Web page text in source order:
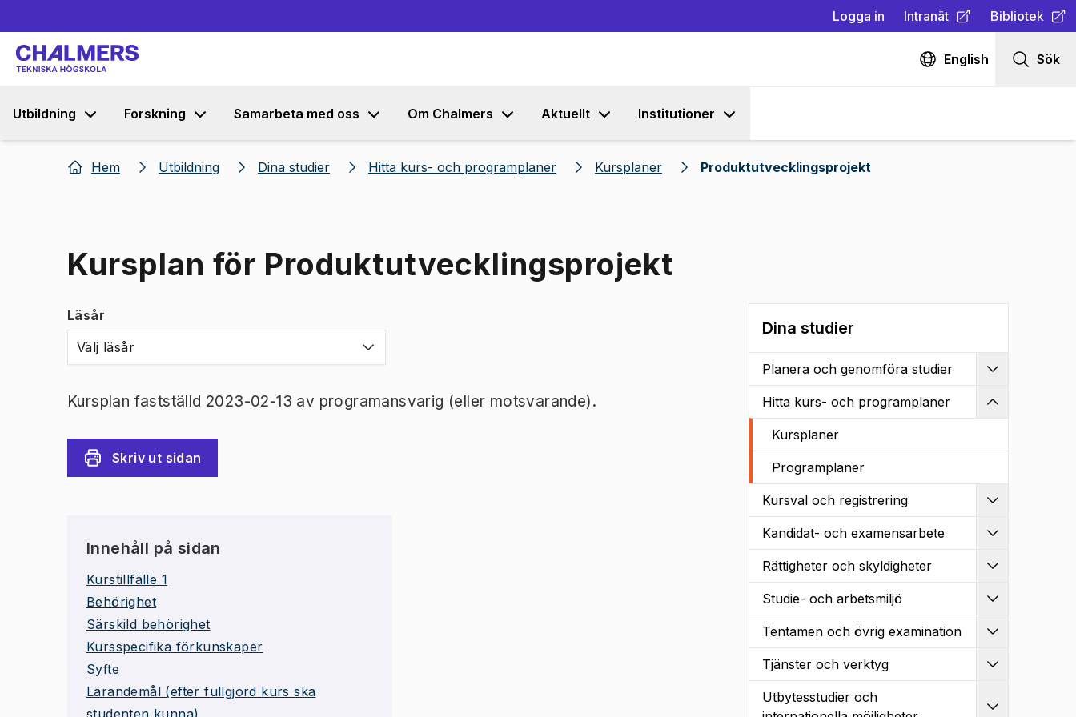
Logga in Intranät
(Öppnas i ny flik)
Bibliotek
(Öppnas i ny
English Sök
Utbildning Forskning Samarbeta med oss Om Chalmers Aktuellt Institutioner
Hem Utbildning Dina studier Hitta kurs- och programplaner Kursplaner Produktutvecklingsprojekt
Kursplan för Produktutvecklingsprojekt
Läsår
Välj läsår
Kursplan fastställd 2023-02-13 av programansvarig (eller motsvarande).
Skriv ut sidan
Innehåll på sidan
Kurstillfälle 1
Behörighet
Särskild behörighet
Kursspecifika förkunskaper
Syfte
Lärandemål (efter fullgjord kurs ska
studenten kunna)
Dina studier
Planera och genomföra studier
Hitta kurs- och programplaner
Kursplaner
Programplaner
Kursval och registrering
Kandidat- och examensarbete
Rättigheter och skyldigheter
Studie- och arbetsmiljö
Tentamen och övrig examination
Tjänster och verktyg
Utbytesstudier och